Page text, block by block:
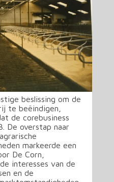
beslissing om de
te beëindigen,
de corebusiness
De overstap naar
markeerde een
De Corn,
interesses van de
en de